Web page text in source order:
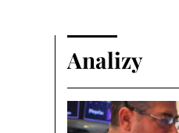
Analizy